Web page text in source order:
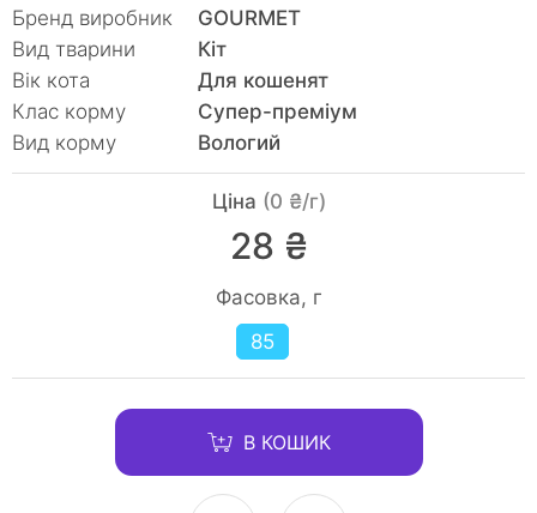
Бренд виробник
GOURMET
Вид тварини
Кiт
Вік кота
Для кошенят
Клас корму
Супер-преміум
Вид корму
Вологий
Ціна (0 ₴/г)
28 ₴
Фасовка, г
85
В КОШИК